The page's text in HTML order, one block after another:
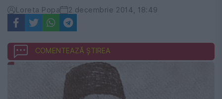
ZileiLoreta Popa 2 decembrie 2014, 18:49
COMENTEAZĂ ȘTIREA